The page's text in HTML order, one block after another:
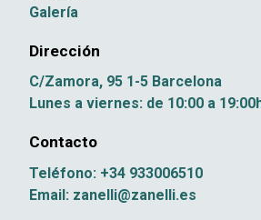
Galería
Dirección
C/Zamora, 95 1-5 Barcelona
Lunes a viernes: de 10:00 a
Contacto
Teléfono: +34 933006510
Email: zanelli@zanelli.es